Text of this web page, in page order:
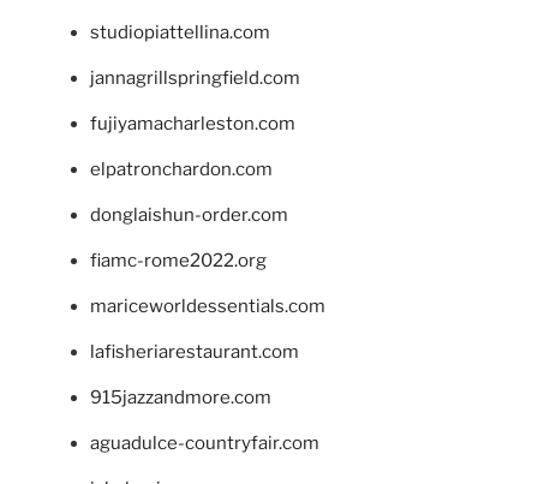
studiopiattellina.com
jannagrillspringfield.com
fujiyamacharleston.com
elpatronchardon.com
donglaishun-order.com
fiamc-rome2022.org
mariceworldessentials.com
lafisheriarestaurant.com
915jazzandmore.com
aguadulce-countryfair.com